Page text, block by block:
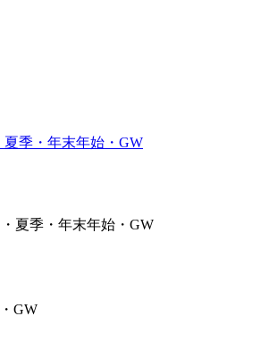
夏季・年末年始・GW
夏季・年末年始・GW
GW